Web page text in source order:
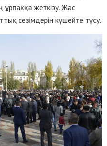
ұрпаққа жеткізу. Жас
сезімдерін күшейте түсу.